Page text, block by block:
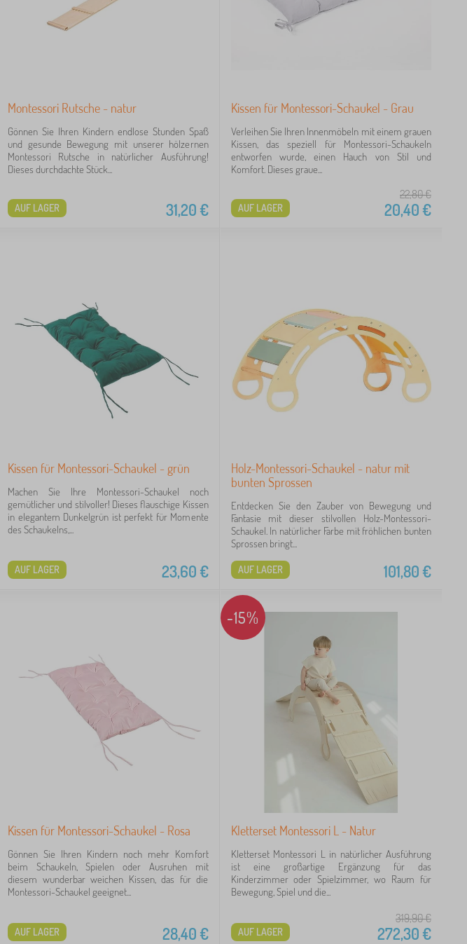
Montessori Rutsche - natur
Gönnen Sie Ihren Kindern endlose Stunden Spaß
und gesunde Bewegung mit unserer hölzernen
Montessori Rutsche in natürlicher Ausführung!
Dieses durchdachte Stück...
31,20€
AUF LAGER
Kissen für Montessori-Schaukel - Grau
Verleihen Sie Ihren Innenmöbeln mit einem grauen
Kissen, das speziell für Montessori-Schaukeln
entworfen wurde, einen Hauch von Stil und
Komfort. Dieses graue...
22,80€
20,40€
AUF LAGER
Kissen für Montessori-Schaukel - grün
Machen Sie Ihre Montessori-Schaukel noch
gemütlicher und stilvoller! Dieses flauschige Kissen
in elegantem Dunkelgrün ist perfekt für Momente
des Schaukelns,...
23,60€
AUF LAGER
Holz-Montessori-Schaukel - natur mit
bunten Sprossen
Entdecken Sie den Zauber von Bewegung und
Fantasie mit dieser stilvollen Holz-Montessori-
Schaukel. In natürlicher Farbe mit fröhlichen bunten
Sprossen bringt...
101,80€
AUF LAGER
Kissen für Montessori-Schaukel - Rosa
Gönnen Sie Ihren Kindern noch mehr Komfort
beim Schaukeln, Spielen oder Ausruhen mit
diesem wunderbar weichen Kissen, das für die
Montessori-Schaukel geeignet...
28,40€
AUF LAGER
-15%
Kletterset Montessori L - Natur
Kletterset Montessori L in natürlicher Ausführung
ist eine großartige Ergänzung für das
Kinderzimmer oder Spielzimmer, wo Raum für
Bewegung, Spiel und die...
319,90€
272,30€
AUF LAGER